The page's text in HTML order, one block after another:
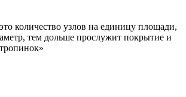
количество узлов на единицу площади,
тем дольше прослужит покрытие и